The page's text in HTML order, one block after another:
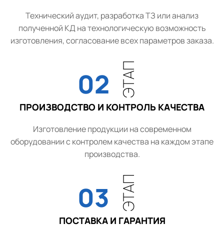
Технический аудит, разработка ТЗ или анализ
полученной КД на технологическую возможность
изготовления, согласование всех параметров заказа.
02 ЭТАП
ПРОИЗВОДСТВО И КОНТРОЛЬ КАЧЕСТВА
Изготовление продукции на современном
оборудовании с контролем качества на каждом этапе
производства.
03 ЭТАП
ПОСТАВКА И ГАРАНТИЯ